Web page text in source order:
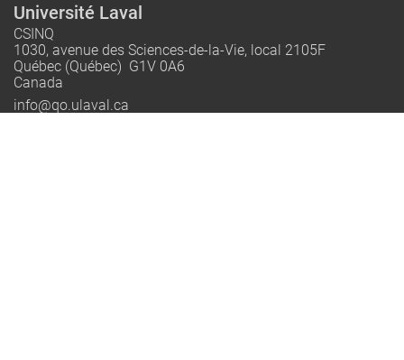
Université Laval
CSINQ
1030, avenue des Sciences-de-la-Vie, local 2105F
Québec (Québec) G1V 0A6
Canada
info@qo.ulaval.ca